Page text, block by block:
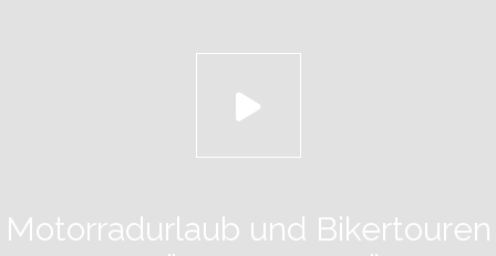
Motorradurlaub und Bikertouren